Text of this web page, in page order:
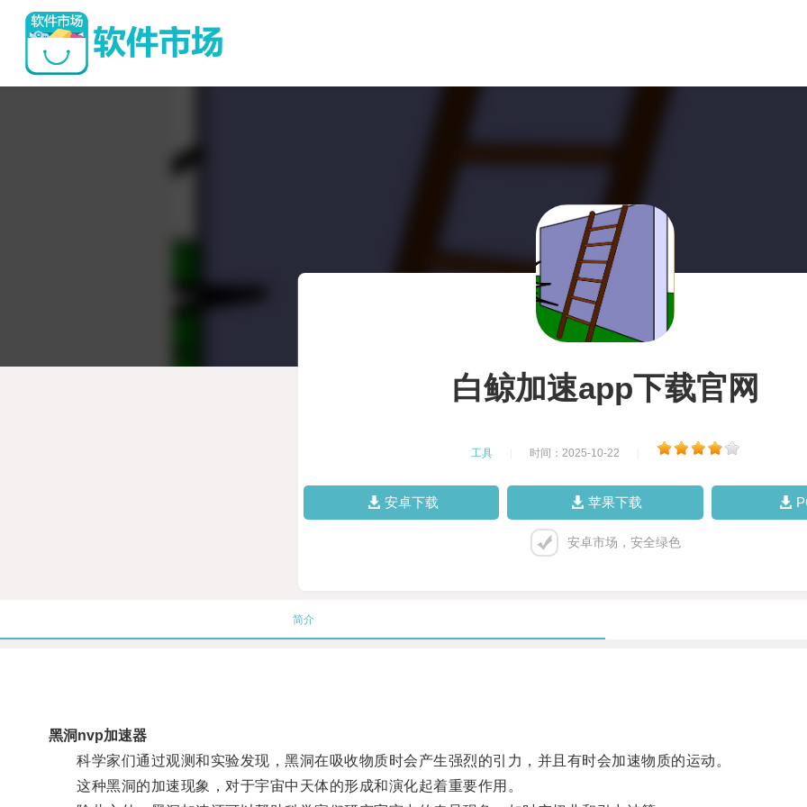
白鲸加速app下载官网
工具 时间：2025-10-22
安卓下载 苹果下载
安卓市场，安全绿色
简介
黑洞nvp加速器
科学家们通过观测和实验发现，黑洞在吸收物质时会产生强烈的引力，并且有时会加速物质的运动。
这种黑洞的加速现象，对于宇宙中天体的形成和演化起着重要作用。